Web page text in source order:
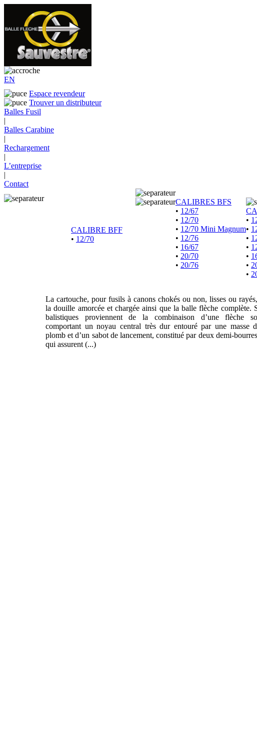
EN
Espace revendeur
Trouver un distributeur
Balles Fusil
|
Balles Carabine
|
Rechargement
|
L’entreprise
|
Contact
CALIBRE BFF
• 12/70
CALIBRES BFS
• 12/67
• 12/70
• 12/70 Mini Magnum
• 12/76
• 16/67
• 20/70
• 20/76
•
•
•
•
•
•
•
La cartouche, pour fusils à canons chokés ou non, lisses ou
la douille amorcée et chargée ainsi que la balle flèche complète.
balistiques proviennent de la combinaison d’une flèche
comportant un noyau central très dur entouré par une masse
plomb et d’un sabot de lancement, constitué par deux demi-
qui assurent (...)